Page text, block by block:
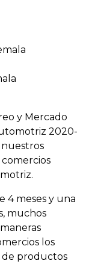
y Mercado
2020-
nuestros
4 meses y una
muchos
los
de productos